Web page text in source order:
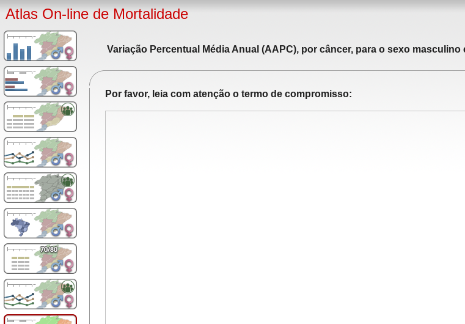
Atlas On-line de Mortalidade
Variação Percentual Média Anual (AAPC), por câncer, para o sexo
Por favor, leia com atenção o termo de compromisso: